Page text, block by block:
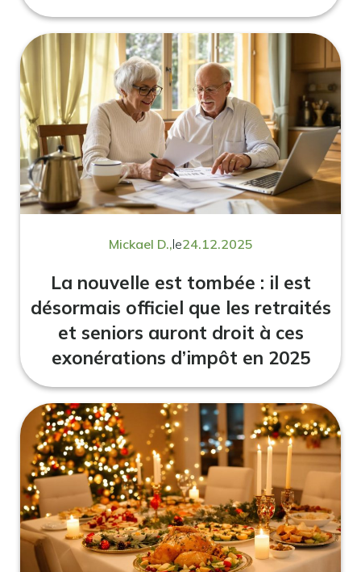
Mickael D.,le24.12.2025
La nouvelle est tombée : il est
désormais officiel que les retraités
et seniors auront droit à ces
exonérations d’impôt en 2025